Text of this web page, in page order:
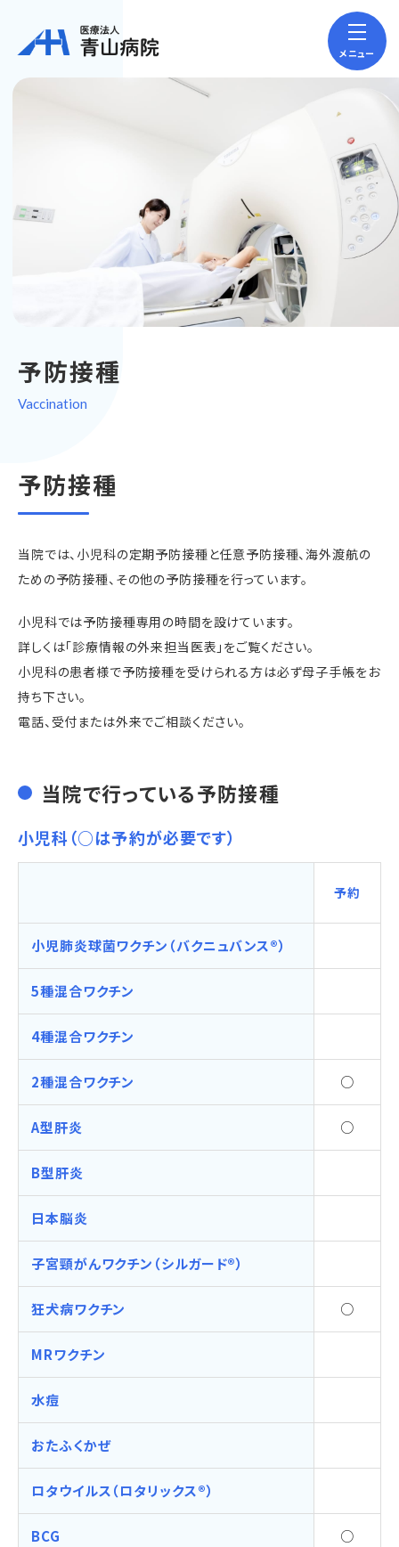
メニュー
予防接種
Vaccination
予防接種
当院では、小児科の定期予防接種と任意予防接種、海外渡航の
ための予防接種、 その他の予防接種を行っています。
小児科では予防接種専用の時間を設けています。
詳しくは「診療情報の外来担当医表」をご覧ください。
小児科の患者様で予防接種を受けられる方は必ず母子手帳をお
持ち下さい。
電話、受付または外来でご相談ください。
当院で行っている予防接種
小児科（○は予約が必要です）
予約
小児肺炎球菌ワクチン（バクニュバンス®）
5種混合ワクチン
4種混合ワクチン
2種混合ワクチン ○
A型肝炎 ○
B型肝炎
日本脳炎
子宮頸がんワクチン（シルガード®）
狂犬病ワクチン ○
MRワクチン
水痘
おたふくかぜ
ロタウイルス（ロタリックス®）
BCG ○